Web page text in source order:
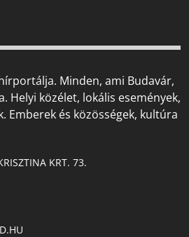
Minden, ami Budavár,
Helyi közélet, lokális események,
Emberek és közösségek, kultúra
KRT. 73.